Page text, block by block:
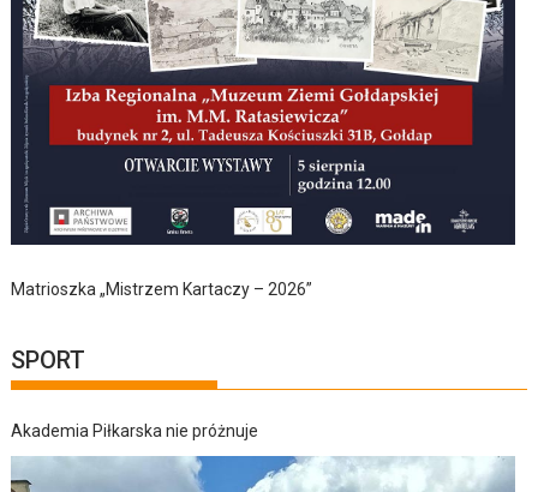
Matrioszka „Mistrzem Kartaczy – 2026”
SPORT
Akademia Piłkarska nie próżnuje